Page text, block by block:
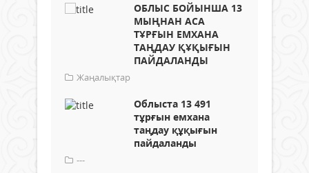
ОБЛЫС БОЙЫНША 13
МЫҢНАН АСА
ТҰРҒЫН ЕМХАНА
ТАҢДАУ ҚҰҚЫҒЫН
ПАЙДАЛАНДЫ
Жаңалықтар
Облыста 13 491
тұрғын емхана
таңдау құқығын
пайдаланды
---